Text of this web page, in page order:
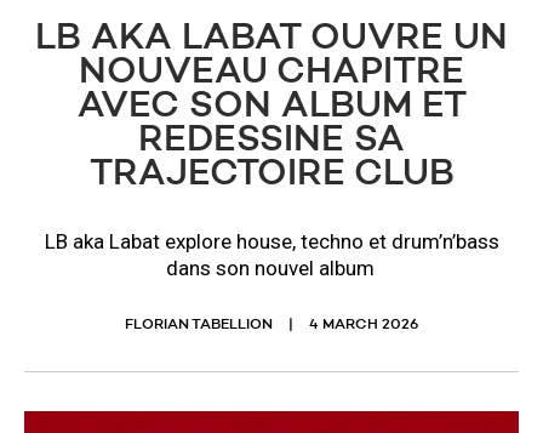
LB AKA LABAT OUVRE UN
NOUVEAU CHAPITRE
AVEC SON ALBUM ET
REDESSINE SA
TRAJECTOIRE CLUB
LB aka Labat explore house, techno et drum’n’bass
dans son nouvel album
FLORIAN TABELLION 4 MARCH 2026